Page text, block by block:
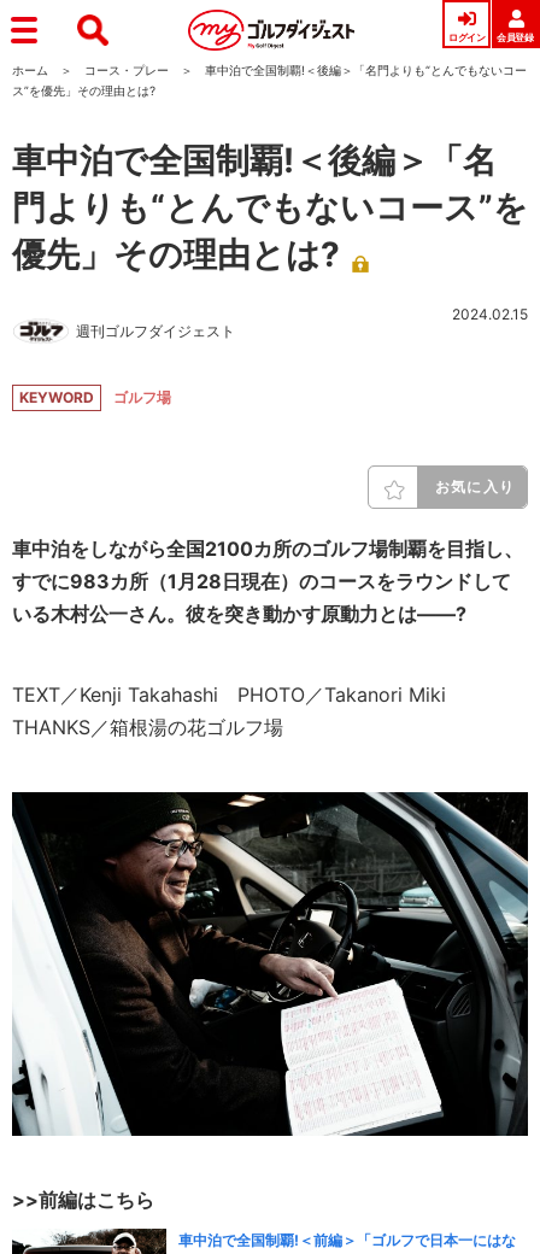
ログイン 会員登録
ホーム コース・プレー
車中泊で全国制覇!＜後編＞「名門よりも“とんでもないコー
ス”を優先」その理由とは?
車中泊で全国制覇!＜後編＞「名
門よりも“とんでもないコース”を
優先」その理由とは?
週刊ゴルフダイジェスト
2024.02.15
KEYWORD ゴルフ場
お気に入り
車中泊をしながら全国2100カ所のゴルフ場制覇を目指し、
すでに983カ所（1月28日現在）のコースをラウンドして
いる木村公一さん。彼を突き動かす原動力とは――?
TEXT／Kenji Takahashi PHOTO／Takanori Miki
THANKS／箱根湯の花ゴルフ場
>>前編はこちら
車中泊で全国制覇!＜前編＞「ゴルフで日本一にはな